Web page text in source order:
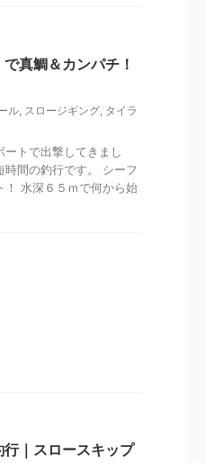
真鯛＆カンパチ！
ル, スロージギング, タイラ
ートで出撃してきまし
時間の釣行です。 シーフ
！ 水深６５ｍで何から始
｜スロースキップ